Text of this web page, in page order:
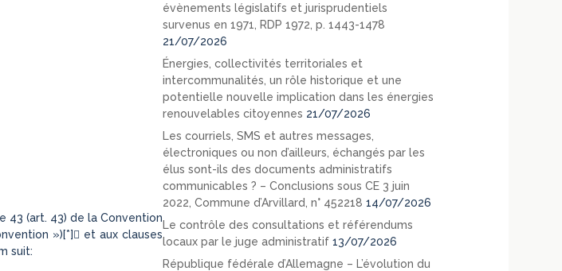
43 (art. 43) de la Convention
»)[*] et aux clauses
suit:
évènements législatifs et jurisprudentiels
survenus en 1971, RDP 1972, p. 1443-1478
21/07/2026
Énergies, collectivités territoriales et
intercommunalités, un rôle historique et une
potentielle nouvelle implication dans les énergies
renouvelables citoyennes 21/07/2026
Les courriels, SMS et autres messages,
électroniques ou non d’ailleurs, échangés par les
élus sont-ils des documents administratifs
communicables ? – Conclusions sous CE 3 juin
2022, Commune d’Arvillard, n° 452218 14/07/2026
Le contrôle des consultations et référendums
locaux par le juge administratif 13/07/2026
République fédérale d’Allemagne – L’évolution du